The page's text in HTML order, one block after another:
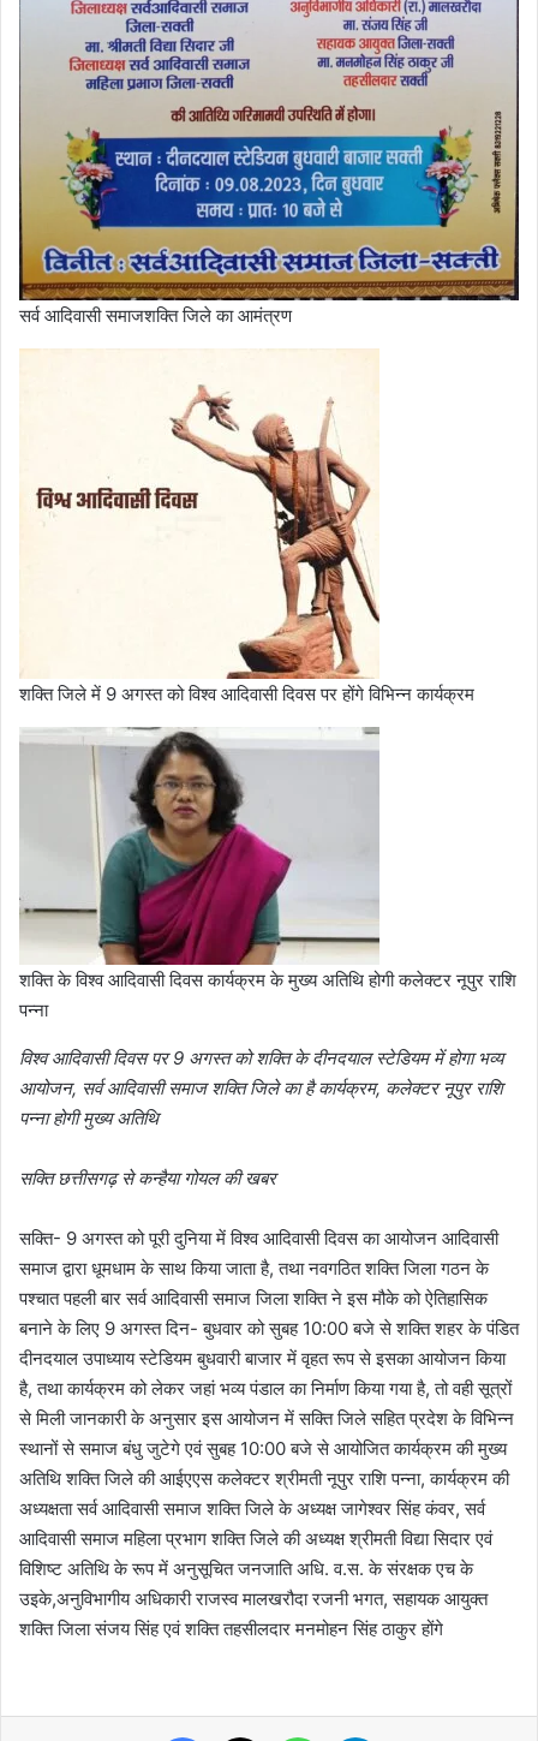
सर्व आदिवासी समाजशक्ति जिले का आमंत्रण
शक्ति जिले में 9 अगस्त को विश्व आदिवासी दिवस पर होंगे विभिन्न कार्यक्रम
शक्ति के विश्व आदिवासी दिवस कार्यक्रम के मुख्य अतिथि होगी कलेक्टर नूपुर राशि
पन्ना
विश्व आदिवासी दिवस पर 9 अगस्त को शक्ति के दीनदयाल स्टेडियम में होगा भव्य
आयोजन, सर्व आदिवासी समाज शक्ति जिले का है कार्यक्रम, कलेक्टर नूपुर राशि
पन्ना होगी मुख्य अतिथि
सक्ति छत्तीसगढ़ से कन्हैया गोयल की खबर
सक्ति- 9 अगस्त को पूरी दुनिया में विश्व आदिवासी दिवस का आयोजन आदिवासी
समाज द्वारा धूमधाम के साथ किया जाता है, तथा नवगठित शक्ति जिला गठन के
पश्चात पहली बार सर्व आदिवासी समाज जिला शक्ति ने इस मौके को ऐतिहासिक
बनाने के लिए 9 अगस्त दिन- बुधवार को सुबह 10:00 बजे से शक्ति शहर के पंडित
दीनदयाल उपाध्याय स्टेडियम बुधवारी बाजार में वृहत रूप से इसका आयोजन किया
है, तथा कार्यक्रम को लेकर जहां भव्य पंडाल का निर्माण किया गया है, तो वही सूत्रों
से मिली जानकारी के अनुसार इस आयोजन में सक्ति जिले सहित प्रदेश के विभिन्न
स्थानों से समाज बंधु जुटेगे एवं सुबह 10:00 बजे से आयोजित कार्यक्रम की मुख्य
अतिथि शक्ति जिले की आईएएस कलेक्टर श्रीमती नूपुर राशि पन्ना, कार्यक्रम की
अध्यक्षता सर्व आदिवासी समाज शक्ति जिले के अध्यक्ष जागेश्वर सिंह कंवर, सर्व
आदिवासी समाज महिला प्रभाग शक्ति जिले की अध्यक्ष श्रीमती विद्या सिदार एवं
विशिष्ट अतिथि के रूप में अनुसूचित जनजाति अधि. व.स. के संरक्षक एच के
उइके,अनुविभागीय अधिकारी राजस्व मालखरौदा रजनी भगत, सहायक आयुक्त
शक्ति जिला संजय सिंह एवं शक्ति तहसीलदार मनमोहन सिंह ठाकुर होंगे
Facebook WhatsApp